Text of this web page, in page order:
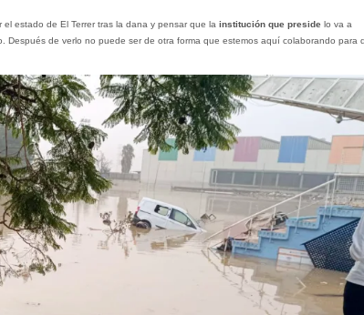
estado de El Terrer tras la dana y pensar que la institución que presidelo va a
de verlo no puede ser de otra forma que estemos aquí colaborando para